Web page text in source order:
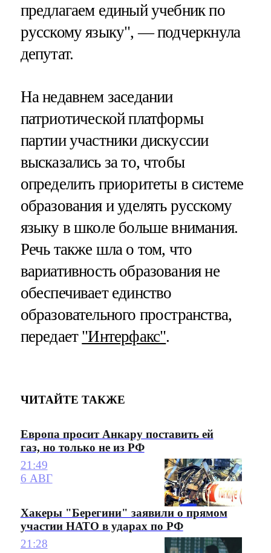
предлагаем единый учебник по
русскому языку", — подчеркнула
депутат.
На недавнем заседании
патриотической платформы
партии участники дискуссии
высказались за то, чтобы
определить приоритеты в системе
образования и уделять русскому
языку в школе больше внимания.
Речь также шла о том, что
вариативность образования не
обеспечивает единство
образовательного пространства,
передает "Интерфакс".
ЧИТАЙТЕ ТАКЖЕ
Европа просит Анкару поставить ей
газ, но только не из РФ
21:49
6 АВГ
Хакеры "Берегини" заявили о прямом
участии НАТО в ударах по РФ
21:28